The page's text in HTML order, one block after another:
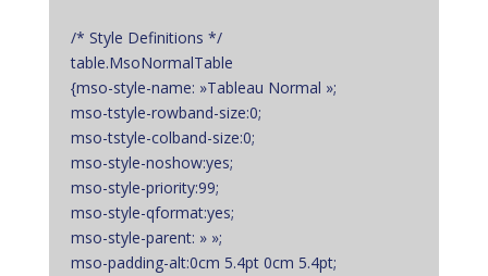
/* Style Definitions */
table.MsoNormalTable
{mso-style-name: »Tableau Normal »;
mso-tstyle-rowband-size:0;
mso-tstyle-colband-size:0;
mso-style-noshow:yes;
mso-style-priority:99;
mso-style-qformat:yes;
mso-style-parent: » »;
mso-padding-alt:0cm 5.4pt 0cm 5.4pt;